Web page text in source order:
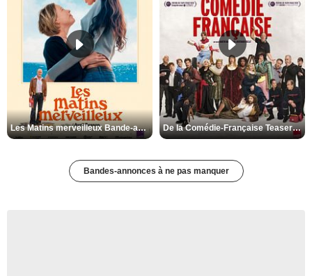
Les Matins merveilleux Bande-annonce VF De la Comédie-Française Teaser VF
Bandes-annonces à ne pas manquer